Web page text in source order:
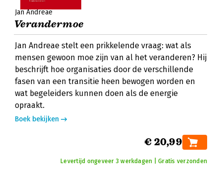
Jan Andreae
Verandermoe
Jan Andreae stelt een prikkelende vraag: wat als
mensen gewoon moe zijn van al het veranderen? Hij
beschrijft hoe organisaties door de verschillende
fasen van een transitie heen bewogen worden en
wat begeleiders kunnen doen als de energie
opraakt.
Boek bekijken
€ 20,99
Levertijd ongeveer 3 werkdagen | Gratis verzonden